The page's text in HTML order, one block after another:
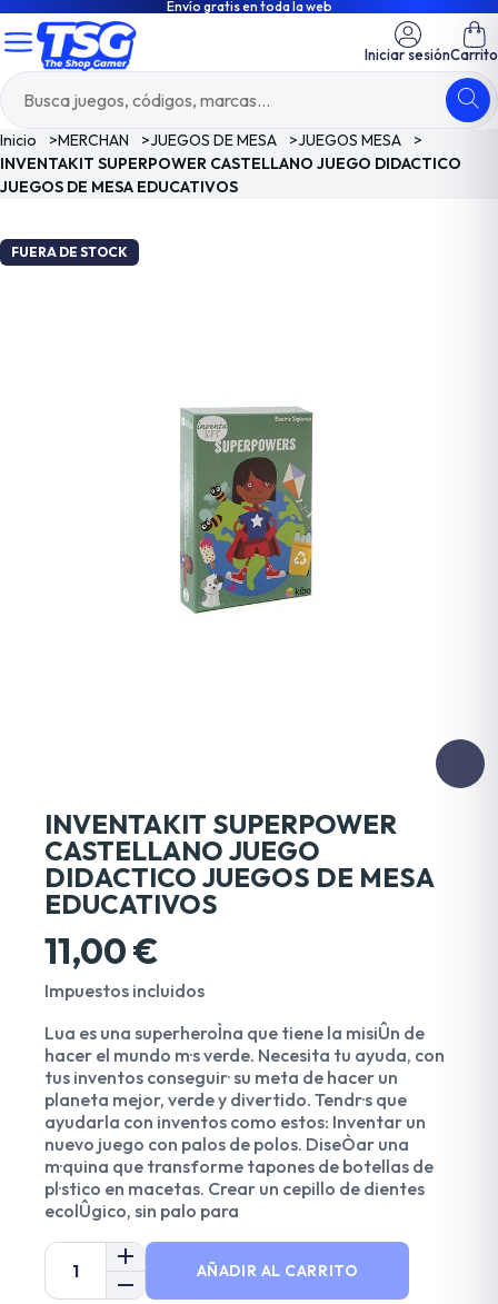
Envío gratis en toda la web
Iniciar sesiónCarrito
Inicio >MERCHAN >JUEGOS DE MESA >JUEGOS MESA
>
INVENTAKIT SUPERPOWER CASTELLANO JUEGO DIDACTICO
JUEGOS DE MESA EDUCATIVOS
FUERA DE STOCK
INVENTAKIT SUPERPOWER
CASTELLANO JUEGO
DIDACTICO JUEGOS DE MESA
EDUCATIVOS
11,00 €
Impuestos incluidos
Lua es una superheroÌna que tiene la misiÛn de
hacer el mundo m·s verde. Necesita tu ayuda, con
tus inventos conseguir· su meta de hacer un
planeta mejor, verde y divertido. Tendr·s que
ayudarla con inventos como estos: Inventar un
nuevo juego con palos de polos. DiseÒar una
m·quina que transforme tapones de botellas de
pl·stico en macetas. Crear un cepillo de dientes
ecolÛgico, sin palo para
AÑADIR AL CARRITO